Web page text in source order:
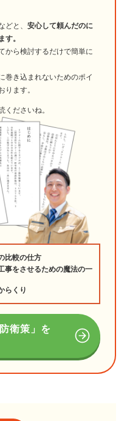
どと、安心して頼んだのに
す。
から検討するだけで簡単に
巻き込まれないためのポイ
ります。
くださいね。
比較の仕方
事をさせるための魔法の一
らくり
衛策」を